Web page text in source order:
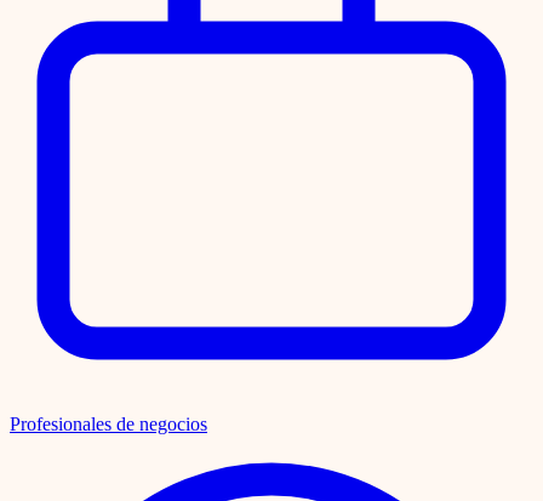
Profesionales de negocios